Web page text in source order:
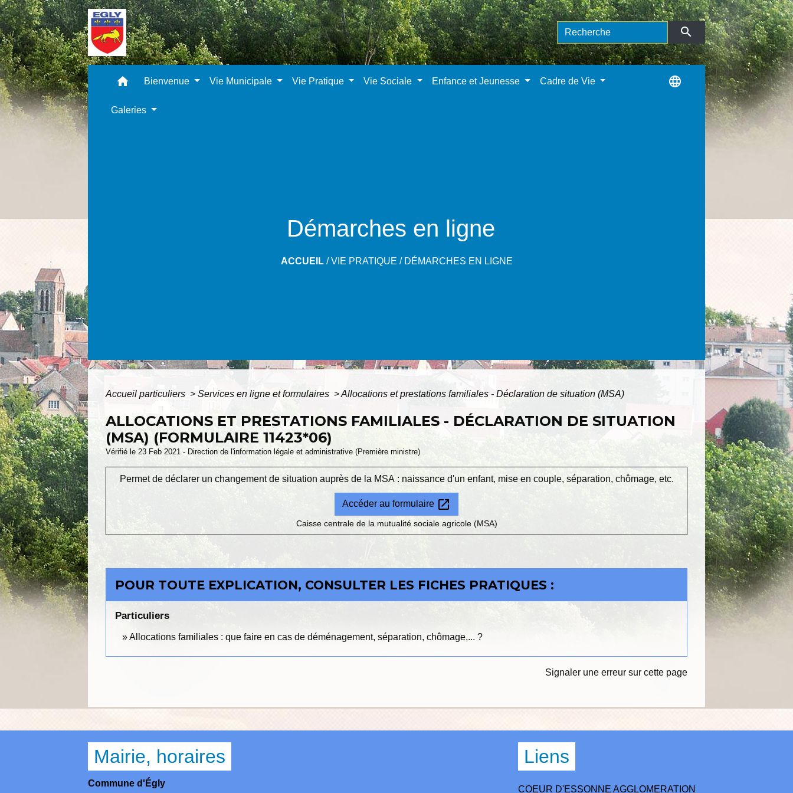
search
home Bienvenue Vie Municipale Vie Pratique Vie Sociale Enfance et Jeunesse Cadre de Vie
Galeries
language
Démarches en ligne
ACCUEIL/VIE PRATIQUE / DÉMARCHES EN LIGNE
Accueil particuliers > Services en ligne et formulaires > Allocations et prestations familiales - Déclaration de situation (MSA)
ALLOCATIONS ET PRESTATIONS FAMILIALES - DÉCLARATION DE SITUATION
(MSA) (FORMULAIRE 11423*06)
Vérifié le 23 Feb 2021 - Direction de l'information légale et administrative (Première ministre)
Permet de déclarer un changement de situation auprès de la MSA : naissance d'un enfant, mise en couple, séparation, chômage, etc.
Accéder au formulaire open_in_new
Caisse centrale de la mutualité sociale agricole (MSA)
POUR TOUTE EXPLICATION, CONSULTER LES FICHES PRATIQUES :
Particuliers
Allocations familiales : que faire en cas de déménagement, séparation, chômage,... ?
Signaler une erreur sur cette page
Mairie, horaires
Commune d'Égly
Liens
COEUR D'ESSONNE AGGLOMERATION